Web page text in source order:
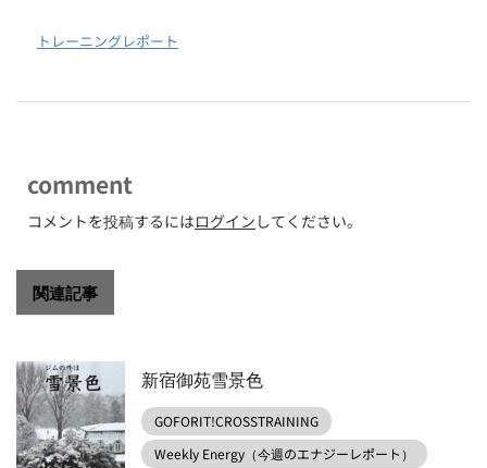
トレーニングレポート
comment
コメントを投稿するにはログイン してください。
関連記事
新宿御苑雪景色
GOFORIT!CROSSTRAINING
Weekly Energy（今週のエナジーレポート）